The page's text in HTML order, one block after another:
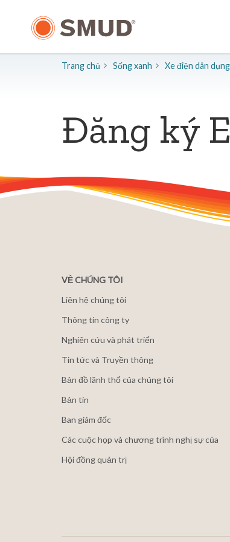
Trang chủ Sống xanh Xe điện dân dụng
Đăng ký
VỀ CHÚNG TÔI
Liên hệ chúng tôi
Thông tin công ty
Nghiên cứu và phát triển
Tin tức và Truyền thông
Bản đồ lãnh thổ của chúng tôi
Bản tin
Ban giám đốc
Các cuộc họp và chương trình nghị sự của
Hội đồng quản trị